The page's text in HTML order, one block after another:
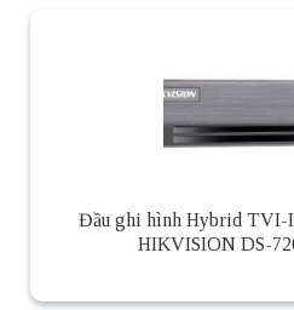
Đầu ghi hình Hybrid TVI-
HIKVISION DS-